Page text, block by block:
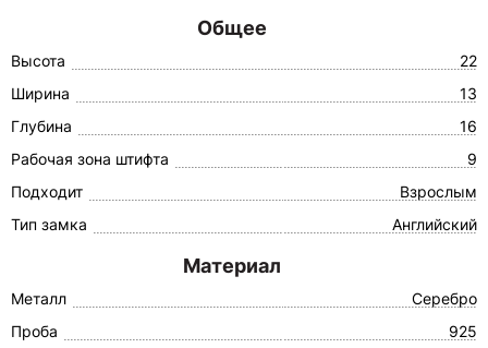
Общее
Высота
22
Ширина
13
Глубина
16
Рабочая зона штифта
9
Подходит
Взрослым
Тип замка
Английский
Материал
Металл
Серебро
Проба
925